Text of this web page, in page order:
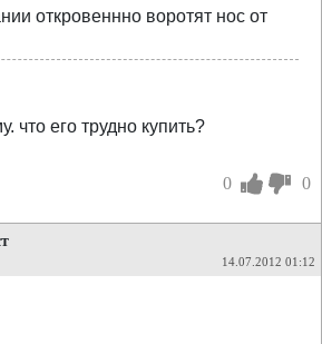
откровеннно воротят нос от
что его трудно купить?
0 0
14.07.2012 01:12